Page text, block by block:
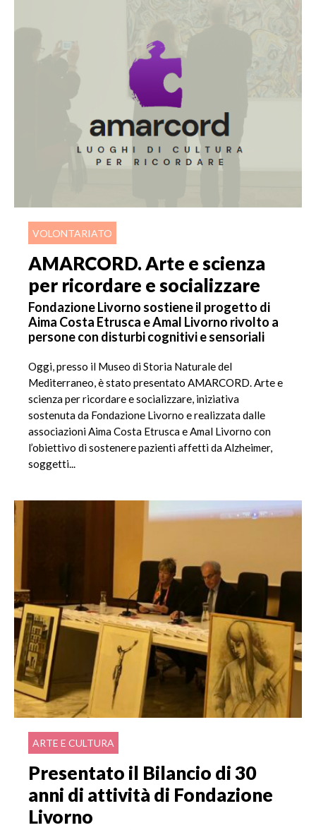
VOLONTARIATO
AMARCORD. Arte e scienza
per ricordare e socializzare
Fondazione Livorno sostiene il progetto di
Aima Costa Etrusca e Amal Livorno rivolto a
persone con disturbi cognitivi e sensoriali
Oggi, presso il Museo di Storia Naturale del
Mediterraneo, è stato presentato AMARCORD. Arte e
scienza per ricordare e socializzare, iniziativa
sostenuta da Fondazione Livorno e realizzata dalle
associazioni Aima Costa Etrusca e Amal Livorno con
l’obiettivo di sostenere pazienti affetti da Alzheimer,
soggetti...
ARTE E CULTURA
Presentato il Bilancio di 30
anni di attività di Fondazione
Livorno